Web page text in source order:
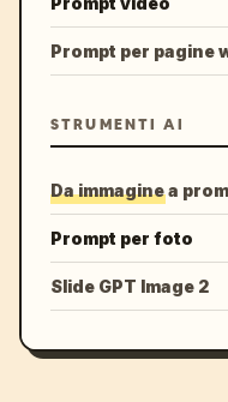
Prompt per pagine
STRUMENTI AI
Da immagine a
Prompt per foto
Slide GPT Image 2